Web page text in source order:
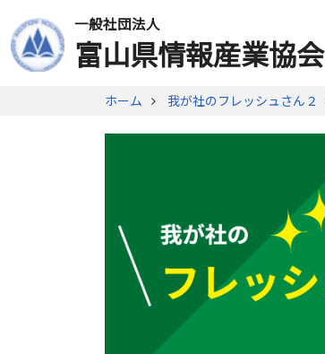
一般社団法人
富山県情報産業協会
ホーム 我が社のフレッシュさん２